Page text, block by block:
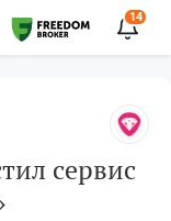
14
сервис